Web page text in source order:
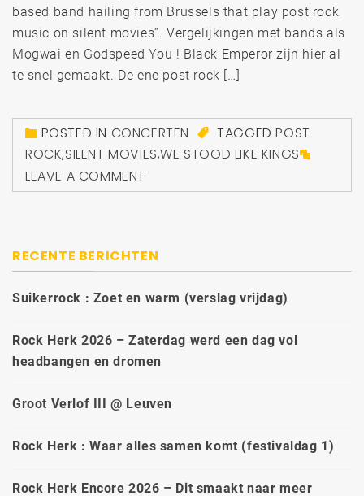
based band hailing from Brussels that play post rock
music on silent movies”. Vergelijkingen met bands als
Mogwai en Godspeed You ! Black Emperor zijn hier al
te snel gemaakt. De ene post rock […]
POSTED IN CONCERTEN TAGGEDPOST
ROCK,SILENT MOVIES,WE STOOD LIKE KINGS
LEAVE A COMMENT
RECENTE BERICHTEN
Suikerrock : Zoet en warm (verslag vrijdag)
Rock Herk 2026 – Zaterdag werd een dag vol
headbangen en dromen
Groot Verlof III @ Leuven
Rock Herk : Waar alles samen komt (festivaldag 1)
Rock Herk Encore 2026 – Dit smaakt naar meer